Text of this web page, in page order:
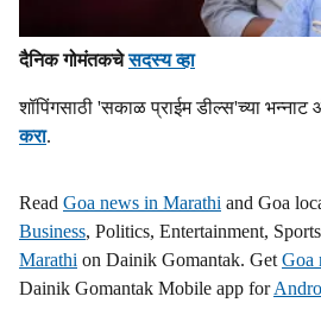
दैनिक गोमंतकचेसदस्य व्हा
शॉपिंगसाठी 'सकाळ प्राईम डील्स'च्या भन्नाट
करा.
Read Goa news in Marathi and Goa
Business, Politics, Entertainment,
Marathi on Dainik Gomantak. Get Goa
Dainik Gomantak Mobile app for